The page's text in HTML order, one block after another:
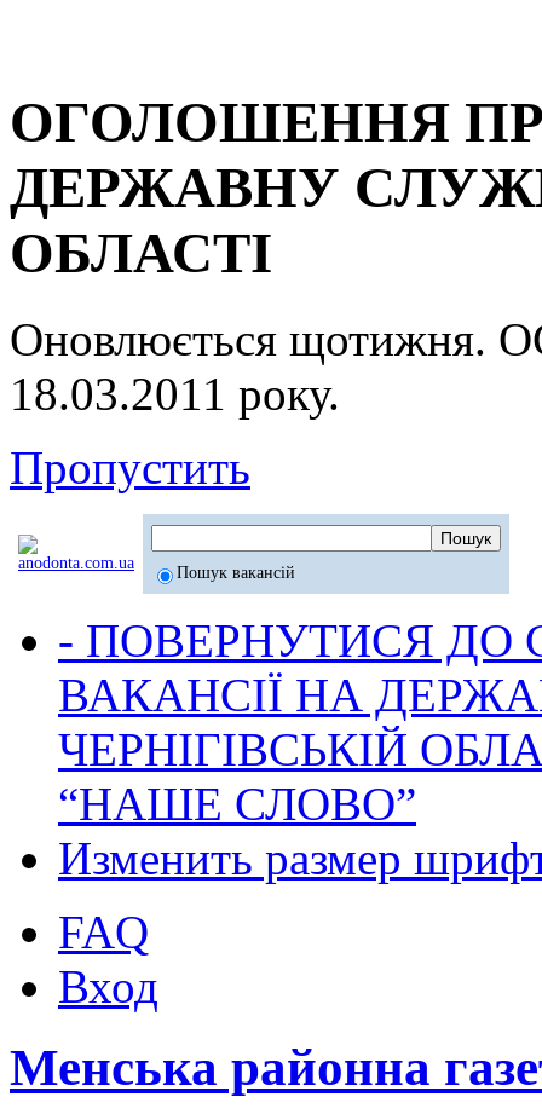
ОГОЛОШЕННЯ
ДЕРЖАВНУ
ОБЛАСТІ
Оновлюється
18.03.2011 року.
Пропустить
Пошук вакансій
- ПОВЕРНУТИСЯ ДО
ВАКАНСІЇ НА
ЧЕРНІГІВСЬКІЙ
“НАШЕ СЛОВО”
Изменить размер
FAQ
Вход
Менська районна